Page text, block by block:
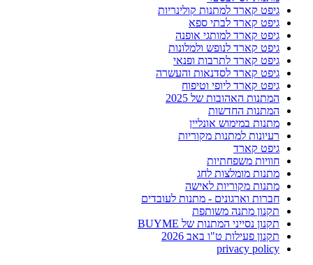
גיפט קארד למתנות קולינריות
גיפט קארד לבתי ספא
גיפט קארד למותגי אופנה
גיפט קארד לנופש ולמלונות
גיפט קארד לתרבות ופנאי
גיפט קארד לסדנאות והעשרה
גיפט קארד ליופי וטיפוח
המתנות האהובות של 2025
המתנות החדשות
מתנות במימוש אונליין
רעיונות למתנות מקוריות
גיפט קארד
חוויות משפחתיות
מתנות מומלצות לחג
מתנות מקוריות לאישה
חברות וארגונים - מתנות לעובדים
תקנון מתנה משותפת
תקנון נסייני המתנות של BUYME
תקנון פעילות ט"ו באב 2026
privacy policy